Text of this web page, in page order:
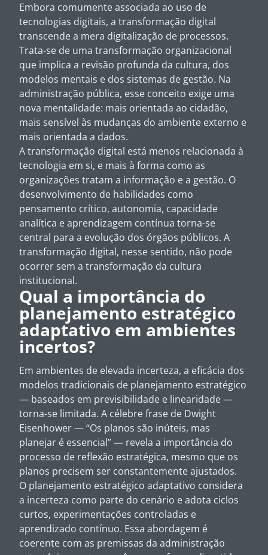
Embora comumente associada ao uso de
tecnologias digitais, a transformação digital
transcende a mera digitalização de processos.
Trata-se de uma transformação organizacional
que implica a revisão profunda da cultura, dos
modelos mentais e dos sistemas de gestão. Na
administração pública, esse conceito exige uma
nova mentalidade: mais orientada ao cidadão,
mais sensível às mudanças do ambiente externo e
mais orientada a dados.
A transformação digital está menos relacionada à
tecnologia em si, e mais à forma como as
organizações tratam a informação e a gestão. O
desenvolvimento de habilidades como
pensamento crítico, autonomia, capacidade
analítica e aprendizagem contínua torna-se
central para a evolução dos órgãos públicos. A
transformação digital, nesse sentido, não pode
ocorrer sem a transformação da cultura
institucional.
Qual a importância do
planejamento estratégico
adaptativo em ambientes
incertos?
Em ambientes de elevada incerteza, a eficácia dos
modelos tradicionais de planejamento estratégico
— baseados em previsibilidade e linearidade —
torna-se limitada. A célebre frase de Dwight
Eisenhower — “Os planos são inúteis, mas
planejar é essencial” — revela a importância do
processo de reflexão estratégica, mesmo que os
planos precisem ser constantemente ajustados.
O planejamento estratégico adaptativo considera
a incerteza como parte do cenário e adota ciclos
curtos, experimentações controladas e
aprendizado contínuo. Essa abordagem é
coerente com as premissas da administração